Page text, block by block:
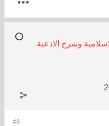
وشرح الادعية
#8